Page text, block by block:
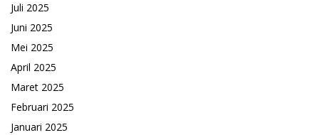
Juli 2025
Juni 2025
Mei 2025
April 2025
Maret 2025
Februari 2025
Januari 2025